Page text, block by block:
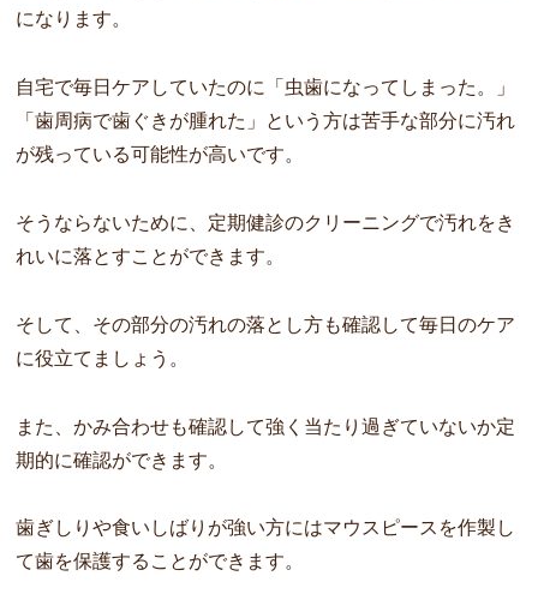
になります。
自宅で毎日ケアしていたのに「虫歯になってしまった。」
「歯周病で歯ぐきが腫れた」という方は苦手な部分に汚れ
が残っている可能性が高いです。
そうならないために、定期健診のクリーニングで汚れをき
れいに落とすことができます。
そして、その部分の汚れの落とし方も確認して毎日のケア
に役立てましょう。
また、かみ合わせも確認して強く当たり過ぎていないか定
期的に確認ができます。
歯ぎしりや食いしばりが強い方にはマウスピースを作製し
て歯を保護することができます。